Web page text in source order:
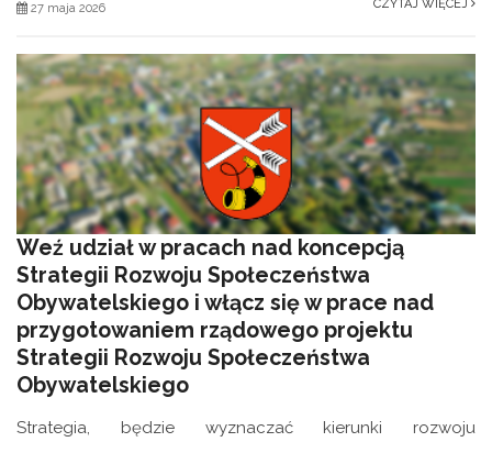
27 maja 2026 CZYTAJ WIĘCEJ
Weź udział w pracach nad koncepcją
Strategii Rozwoju Społeczeństwa
Obywatelskiego i włącz się w prace nad
przygotowaniem rządowego projektu
Strategii Rozwoju Społeczeństwa
Obywatelskiego
Strategia, będzie wyznaczać kierunki rozwoju